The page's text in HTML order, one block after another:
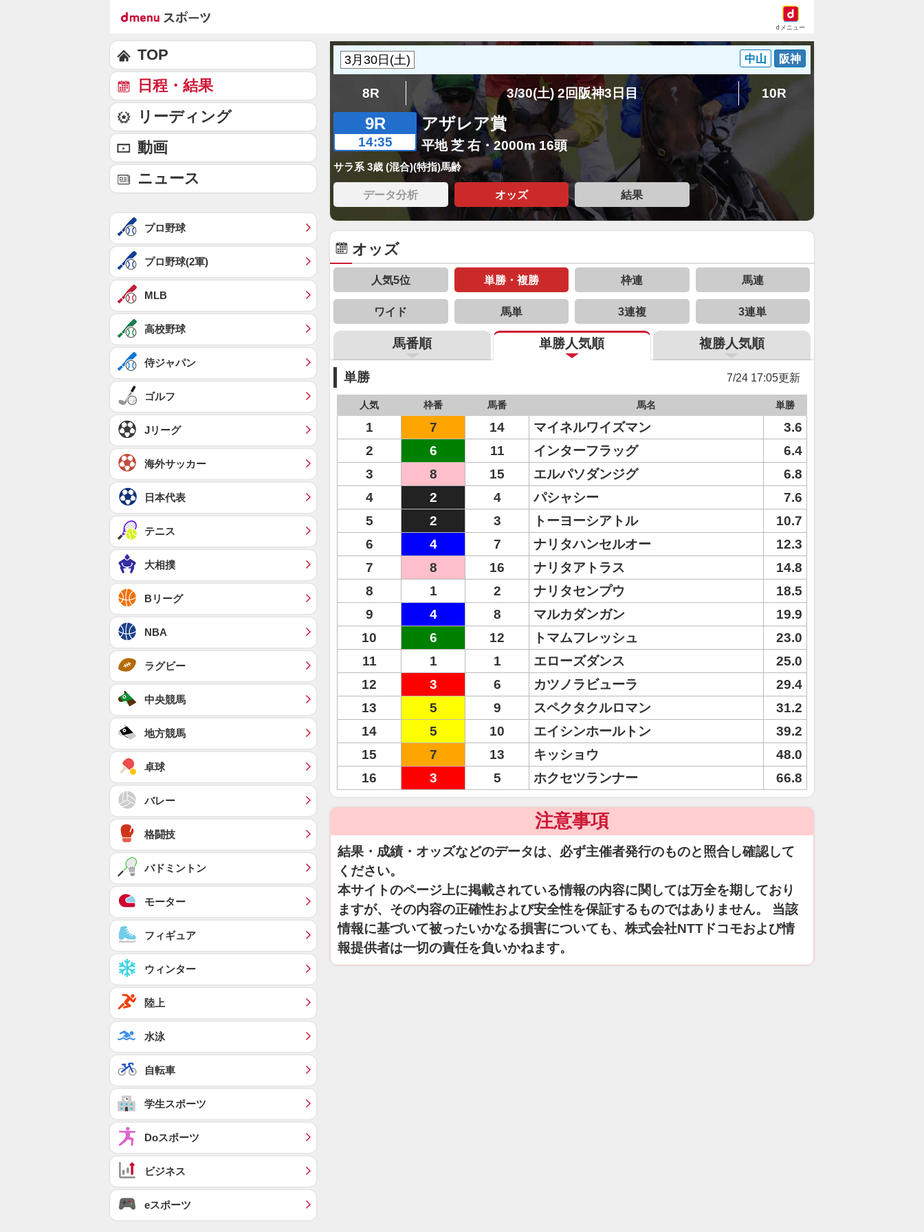
dメニュー
中山 阪神
8R 3/30(土) 2回阪神3日目 10R
9R
14:35
アザレア賞
平地 芝 右・2000m 16頭
サラ系 3歳 (混合)(特指)馬齢
データ分析 オッズ 結果
オッズ
人気5位 単勝・複勝 枠連 馬連
ワイド 馬単 3連複 3連単
馬番順 単勝人気順 複勝人気順
単勝 7/24 17:05更新
人気 枠番 馬番 馬名 単勝
1 7 14 マイネルワイズマン
3.6
2
6 11 インターフラッグ
6.4
3
8 15 エルパソダンジグ
6.8
4
2 4 パシャシー
7.6
5
2 3 トーヨーシアトル
10.7
6
4 7 ナリタハンセルオー
12.3
7
8 16 ナリタアトラス
14.8
8
1 2 ナリタセンプウ
18.5
9
4 8 マルカダンガン
19.9
10
6 12 トマムフレッシュ
23.0
11
1 1 エローズダンス
25.0
12
3 6 カツノラビューラ
29.4
13
5 9 スペクタクルロマン
31.2
14
5 10 エイシンホールトン
39.2
15
7 13 キッショウ
48.0
16
3 5 ホクセツランナー 66.8
注意事項
結果・成績・オッズなどのデータは、必ず主催者発行のものと照合し確認して
ください。
本サイトのページ上に掲載されている情報の内容に関しては万全を期しており
ますが、その内容の正確性および安全性を保証するものではありません。 当該
情報に基づいて被ったいかなる損害についても、株式会社NTTドコモおよび情
報提供者は一切の責任を負いかねます。
TOP
日程・結果
リーディング
動画
ニュース
プロ野球
プロ野球(2軍)
MLB
高校野球
侍ジャパン
ゴルフ
Jリーグ
海外サッカー
日本代表
テニス
大相撲
Bリーグ
NBA
ラグビー
中央競馬
地方競馬
卓球
バレー
格闘技
バドミントン
モーター
フィギュア
ウィンター
陸上
水泳
自転車
学生スポーツ
Doスポーツ
ビジネス
eスポーツ